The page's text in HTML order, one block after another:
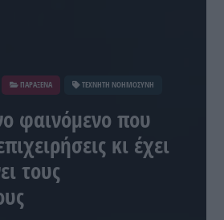
ΠΑΡΑΞΕΝΑ ΤΕΧΝΗΤΗ ΝΟΗΜΟΣΥΝΗ
φαινόμενο που
κι έχει
τους